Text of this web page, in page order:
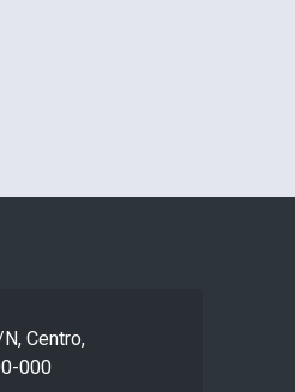
Centro,
000